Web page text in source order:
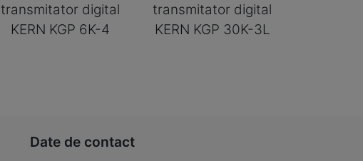
transmitator digital
KERN KGP 6K-4
transmitator digital
KERN KGP 30K-3L
Date de contact